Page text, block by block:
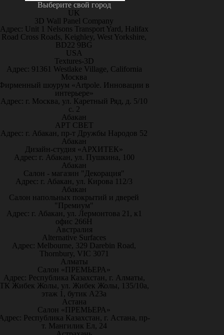
Выберите свой город
UK
3D Wall Panel Company
Адрес: Unit 1 Nelsons Transport Yard, Halifax
Road Cross Roads, Keighley, West Yorkshire,
BD22 9BG
USA
Textures-3D
Адрес: 91361 Westlake Village, California
Москва
шоурум «Artpole. Инновации в
интерьере»
Адрес: г. Москва, ул. Каретный Ряд, д. 5/10
с. 2
Абакан
АРТ СВЕТ
Адрес: г. Абакан, пр-т Дружбы Народов 52
Абакан
Дизайн-студия «АРХИТЕК»
Адрес: г. Абакан, ул. Пушкина, 100
Абакан
Салон - магазин "Декорация"
Адрес: г. Абакан, ул. Кирова 112/3
Абакан
Салон напольных покрытий и дверей
"Премиум"
Адрес: г. Абакан, ул. Лермонтова 21, к1
офис 266Н
Австралия
Alternative Surfaces
Адрес: Melbourne, 329 Darebin Road,
Thornbury, VIC 3071
Алматы
Салон «ПРЕМЬЕРА»
Адрес: Республика Казахстан, г. Алматы,
Жибек Жолы, ул. Жибек Жолы, 135/10а,
этаж 1, бутик А23а
Астана
Салон «ПРЕМЬЕРА»
Республика Казахстан, г. Астана, пр-
т. Мангилик Ел, 24